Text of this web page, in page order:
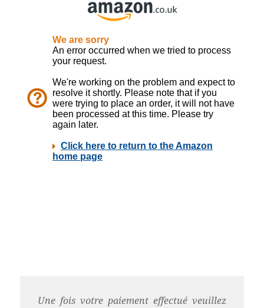
Une fois votre paiement effectué veuillez